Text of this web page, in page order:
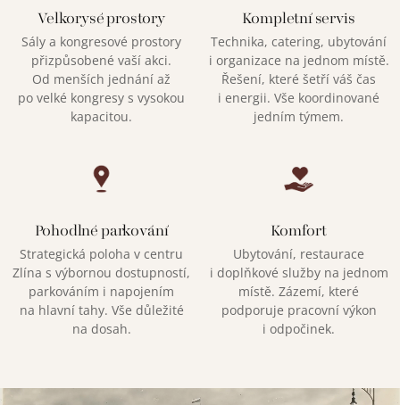
Velkorysé prostory
Sály a kongresové prostory
přizpůsobené vaší akci.
Od menších jednání až
po velké kongresy s vysokou
kapacitou.
Kompletní servis
Technika, catering, ubytování
i organizace na jednom místě.
Řešení, které šetří váš čas
i energii. Vše koordinované
jedním týmem.
Pohodlné parkování
Strategická poloha v centru
Zlína s výbornou dostupností,
parkováním i napojením
na hlavní tahy. Vše důležité
na dosah.
Komfort
Ubytování, restaurace
i doplňkové služby na jednom
místě. Zázemí, které
podporuje pracovní výkon
i odpočinek.